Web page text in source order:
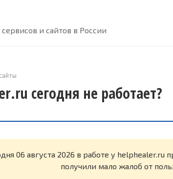
и сайтов в России
сегодня не работает?
06 августа 2026 в работе у
получили мало жалоб от